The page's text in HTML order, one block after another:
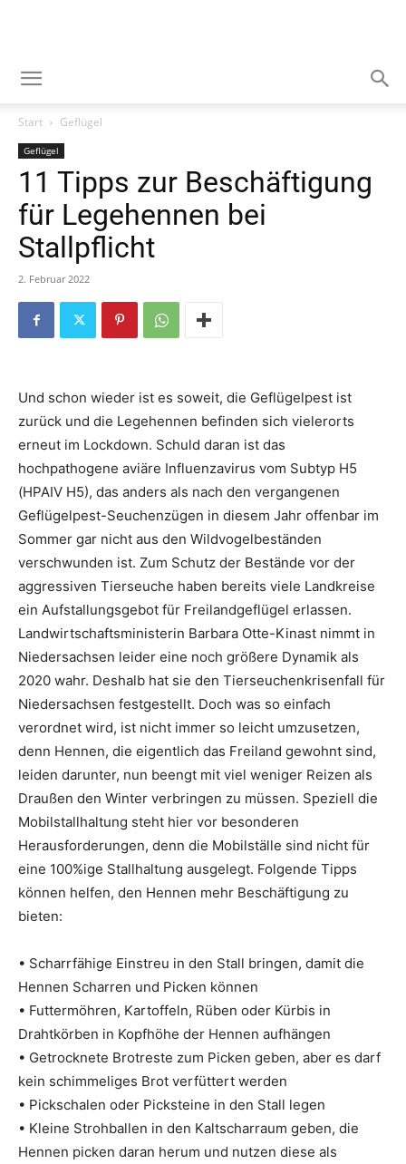
Start Geflügel
Geflügel
11 Tipps zur Beschäftigung
für Legehennen bei
Stallpflicht
2. Februar 2022
Und schon wieder ist es soweit, die Geflügelpest ist
zurück und die Legehennen befinden sich vielerorts
erneut im Lockdown. Schuld daran ist das
hochpathogene aviäre Influenzavirus vom Subtyp H5
(HPAIV H5), das anders als nach den vergangenen
Geflügelpest-Seuchenzügen in diesem Jahr offenbar im
Sommer gar nicht aus den Wildvogelbeständen
verschwunden ist. Zum Schutz der Bestände vor der
aggressiven Tierseuche haben bereits viele Landkreise
ein Aufstallungsgebot für Freilandgeflügel erlassen.
Landwirtschaftsministerin Barbara Otte-Kinast nimmt in
Niedersachsen leider eine noch größere Dynamik als
2020 wahr. Deshalb hat sie den Tierseuchenkrisenfall für
Niedersachsen festgestellt. Doch was so einfach
verordnet wird, ist nicht immer so leicht umzusetzen,
denn Hennen, die eigentlich das Freiland gewohnt sind,
leiden darunter, nun beengt mit viel weniger Reizen als
Draußen den Winter verbringen zu müssen. Speziell die
Mobilstallhaltung steht hier vor besonderen
Herausforderungen, denn die Mobilställe sind nicht für
eine 100%ige Stallhaltung ausgelegt. Folgende Tipps
können helfen, den Hennen mehr Beschäftigung zu
bieten:
• Scharrfähige Einstreu in den Stall bringen, damit die
Hennen Scharren und Picken können
• Futtermöhren, Kartoffeln, Rüben oder Kürbis in
Drahtkörben in Kopfhöhe der Hennen aufhängen
• Getrocknete Brotreste zum Picken geben, aber es darf
kein schimmeliges Brot verfüttert werden
• Pickschalen oder Picksteine in den Stall legen
• Kleine Strohballen in den Kaltscharraum geben, die
Hennen picken daran herum und nutzen diese als